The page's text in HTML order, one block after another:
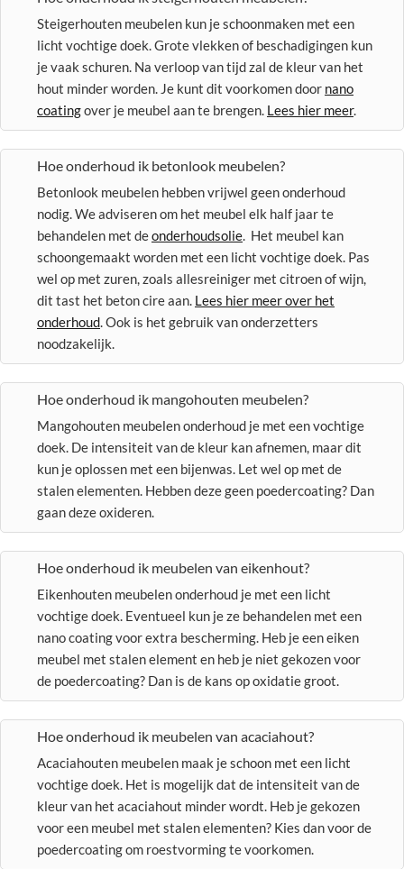
Steigerhouten meubelen kun je schoonmaken met een
licht vochtige doek. Grote vlekken of beschadigingen kun
je vaak schuren. Na verloop van tijd zal de kleur van het
hout minder worden. Je kunt dit voorkomen door nano
coatingover je meubel aan te brengen. Lees hier meer.
Hoe onderhoud ik betonlook meubelen?
Betonlook meubelen hebben vrijwel geen onderhoud
nodig. We adviseren om het meubel elk half jaar te
behandelen met deonderhoudsolie. Het meubel kan
schoongemaakt worden met een licht vochtige doek. Pas
wel op met zuren, zoals allesreiniger met citroen of wijn,
dit tast het beton cire aan. Lees hier meer over het
onderhoud. Ook is het gebruik van onderzetters
noodzakelijk.
Hoe onderhoud ik mangohouten meubelen?
Mangohouten meubelen onderhoud je met een vochtige
doek. De intensiteit van de kleur kan afnemen, maar dit
kun je oplossen met een bijenwas. Let wel op met de
stalen elementen. Hebben deze geen poedercoating? Dan
gaan deze oxideren.
Hoe onderhoud ik meubelen van eikenhout?
Eikenhouten meubelen onderhoud je met een licht
vochtige doek. Eventueel kun je ze behandelen met een
nano coating voor extra bescherming. Heb je een eiken
meubel met stalen element en heb je niet gekozen voor
de poedercoating? Dan is de kans op oxidatie groot.
Hoe onderhoud ik meubelen van acaciahout?
Acaciahouten meubelen maak je schoon met een licht
vochtige doek. Het is mogelijk dat de intensiteit van de
kleur van het acaciahout minder wordt. Heb je gekozen
voor een meubel met stalen elementen? Kies dan voor de
poedercoating om roestvorming te voorkomen.